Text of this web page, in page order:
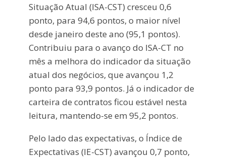
Situação Atual (ISA-CST) cresceu 0,6
ponto, para 94,6 pontos, o maior nível
desde janeiro deste ano (95,1 pontos).
Contribuiu para o avanço do ISA-CT no
mês a melhora do indicador da situação
atual dos negócios, que avançou 1,2
ponto para 93,9 pontos. Já o indicador de
carteira de contratos ficou estável nesta
leitura, mantendo-se em 95,2 pontos.
Pelo lado das expectativas, o Índice de
Expectativas (IE-CST) avançou 0,7 ponto,